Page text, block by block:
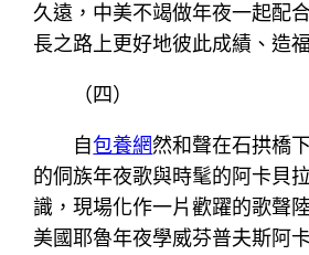
久遠，中美不竭做年夜一起配
長之路上更好地彼此成績、造
（四）
自包養網然和聲在石拱橋
的侗族年夜歌與時髦的阿卡貝
識，現場化作一片歡躍的歌聲
美國耶魯年夜學威芬普夫斯阿